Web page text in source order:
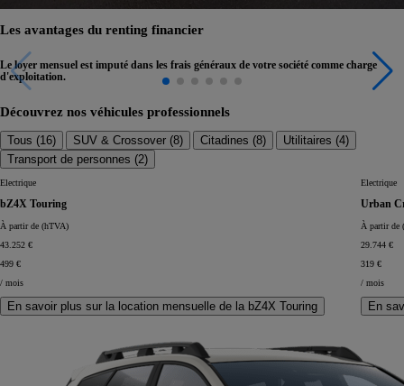
Les avantages du renting financier
Le loyer mensuel est imputé dans les frais généraux de votre société comme charge
d'exploitation.
Découvrez nos véhicules professionnels
Tous (16) SUV & Crossover (8) Citadines (8) Utilitaires (4)
Transport de personnes (2)
Electrique
bZ4X Touring
À partir de (hTVA)
43.252 €
499 €
/ mois
En savoir plus sur la location mensuelle de la bZ4X Touring
Electrique
Urban
À partir de
29.744 €
319 €
/ mois
En